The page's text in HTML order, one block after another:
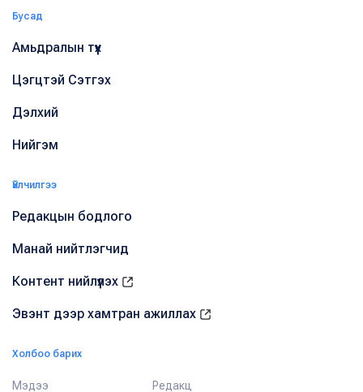
Бусад
Амьдралын түүх
Цэгцтэй Сэтгэх
Дэлхий
Нийгэм
Үйлчилгээ
Редакцын бодлого
Манай нийтлэгчид
Контент нийлүүлэх
Эвэнт дээр хамтран ажиллах
Холбоо барих
Мэдээ Редакц